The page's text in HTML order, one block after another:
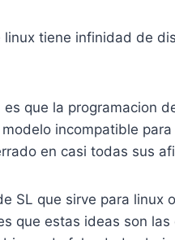
tiene infinidad de
que la programacion
incompatible
en casi todas sus
SL que sirve para linux
que estas ideas son